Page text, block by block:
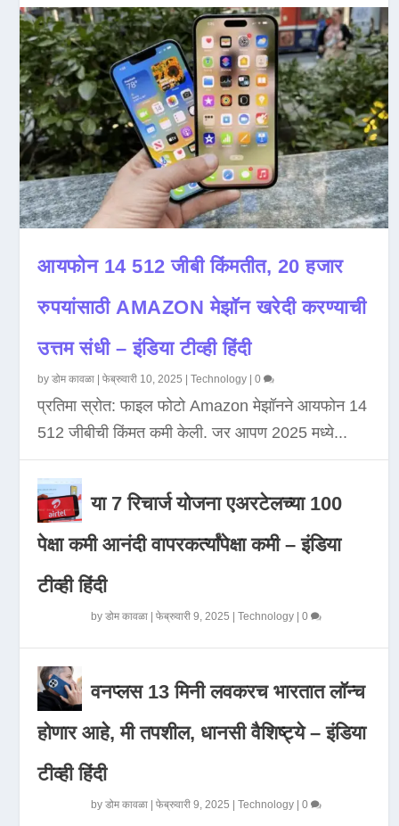
आयफोन 14 512 जीबी किंमतीत, 20 हजार
रुपयांसाठी AMAZON मेझॉन खरेदी करण्याची
उत्तम संधी – इंडिया टीव्ही हिंदी
byडोम कावळा |फेब्रुवारी 10, 2025 |Technology |0
प्रतिमा स्रोत: फाइल फोटो Amazon मेझॉनने आयफोन 14
512 जीबीची किंमत कमी केली. जर आपण 2025 मध्ये...
या 7 रिचार्ज योजना एअरटेलच्या 100
पेक्षा कमी आनंदी वापरकर्त्यांपेक्षा कमी – इंडिया
टीव्ही हिंदी
byडोम कावळा |फेब्रुवारी 9, 2025 |Technology |0
वनप्लस 13 मिनी लवकरच भारतात लॉन्च
होणार आहे, मी तपशील, धानसी वैशिष्ट्ये – इंडिया
टीव्ही हिंदी
byडोम कावळा |फेब्रुवारी 9, 2025 |Technology |0